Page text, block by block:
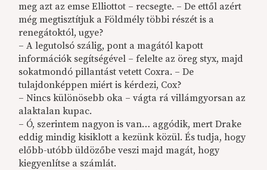
meg azt az emse Elliottot – recsegte. – De ettől azért
még megtisztítjuk a Földmély többi részét is a
renegátoktól, ugye?
– A legutolsó szálig, pont a magától kapott
információk segítségével – felelte az öreg styx, majd
sokatmondó pillantást vetett Coxra. – De
tulajdonképpen miért is kérdezi, Cox?
– Nincs különösebb oka – vágta rá villámgyorsan az
alaktalan kupac.
– Ó, szerintem nagyon is van… aggódik, mert Drake
eddig mindig kisiklott a kezünk közül. És tudja, hogy
előbb-utóbb üldözőbe veszi majd magát, hogy
kiegyenlítse a számlát.